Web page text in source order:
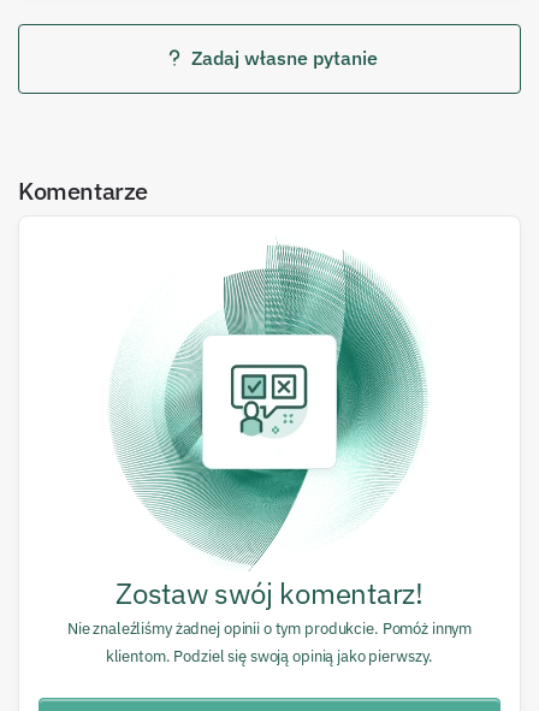
Zadaj własne pytanie
Komentarze
Zostaw swój komentarz!
Nie znaleźliśmy żadnej opinii o tym produkcie. Pomóż innym
klientom. Podziel się swoją opinią jako pierwszy.